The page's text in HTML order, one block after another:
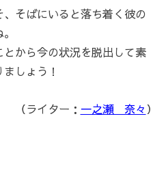
そばにいると落ち着く彼の
から今の状況を脱出して素
しょう！
（ライター： 一之瀬 奈々）